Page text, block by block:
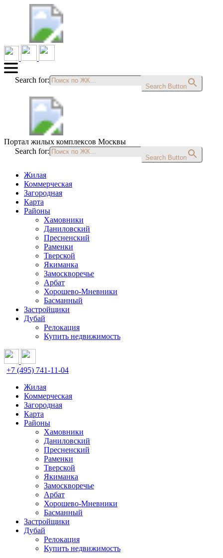
Search for:
Search Button
Портал жилых комплексов Москвы
Search for:
Search Button
Жилая
Коммерческая
Загородная
Карта
Районы
Хамовники
Даниловский
Пресненский
Раменки
Тверской
Якиманка
Замоскворечье
Арбат
Хорошево-Мневники
Басманный
Застройщики
Дубай
Релокация
Купить недвижимость
+7 (495) 741-11-04
Жилая
Коммерческая
Загородная
Карта
Районы
Хамовники
Даниловский
Пресненский
Раменки
Тверской
Якиманка
Замоскворечье
Арбат
Хорошево-Мневники
Басманный
Застройщики
Дубай
Релокация
Купить недвижимость